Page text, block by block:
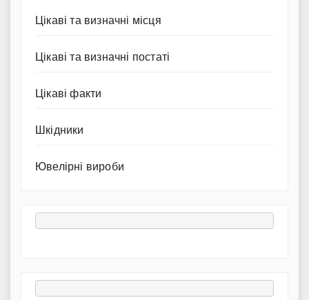
Цікаві та визначні місця
Цікаві та визначні постаті
Цікаві факти
Шкідники
Ювелірні вироби